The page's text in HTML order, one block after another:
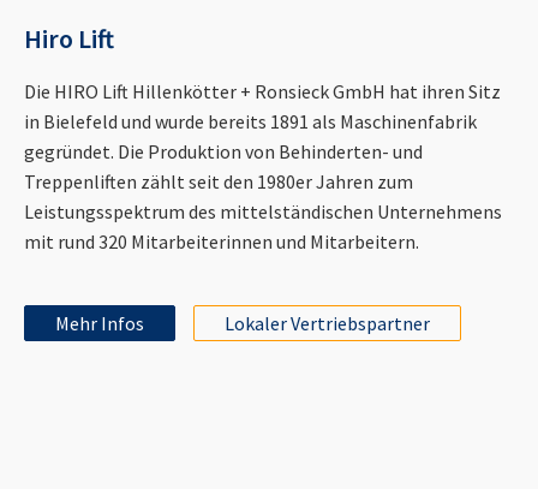
Hiro Lift
Die HIRO Lift Hillenkötter + Ronsieck GmbH hat ihren Sitz
in Bielefeld und wurde bereits 1891 als Maschinenfabrik
gegründet. Die Produktion von Behinderten- und
Treppenliften zählt seit den 1980er Jahren zum
Leistungsspektrum des mittelständischen Unternehmens
mit rund 320 Mitarbeiterinnen und Mitarbeitern.
Mehr Infos Lokaler Vertriebspartner